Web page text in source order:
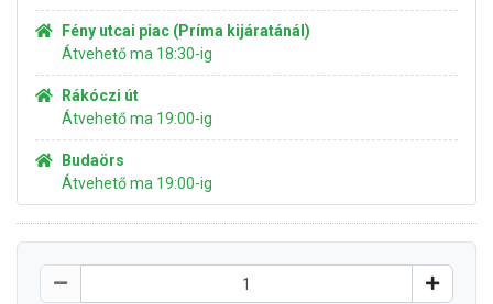
Fény utcai piac (Príma kijáratánál)
Átvehető ma 18:30-ig
Rákóczi út
Átvehető ma 19:00-ig
Budaörs
Átvehető ma 19:00-ig